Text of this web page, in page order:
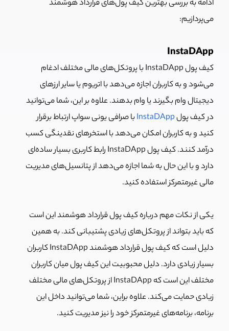
ادامه به بررسی بهترین کیف پول‌های قرارداد هوشمند
می‌پردازیم:
InstaDApp
کیف پولInstaDAppبا پروتکل‌های مالی مختلف ادغام
می‌شود و به کاربران اجازه می‌دهد با اتریوم یا سایر ارزهای
دیجیتال وام بگیرند یا وام بدهند. علاوه بر این، شما می‌توانید
در کیف پولInstaDAppبا صرافی یونی سواپ ارتباط برقرار
کنید و به کاربران امکان می‌دهد با استخرهای نقدینگی کسب
درآمد کنند. کیف پول InstaDApp رابط کاربری بسیار ساده‌ای
دارد و با این حال به شما اجازه می‌دهد از پتانسیل‌های مدیریت
مالی غیرمتمرکز استفاده کنید.
یکی از نکات مهم درباره کیف پول قرارداد هوشمند این است
که باید بتواند از پروتکل‌های زیادی پشتیبانی کند. به همین
دلیل است که کیف پول قرارداد هوشمندInstaDAppکاربران
بسیار زیادی دارد. دلیل محبوبیت این کیف پول میان کاربران
مختلف این است که InstaDAppاز پروتکل‌های مالی مختلف
زیادی حمایت می‌کند. علاوه براین، شما می‌توانید داخل این
برنامه، برنامه‌های غیرمتمرکز خود را نیز مدیریت کنید.